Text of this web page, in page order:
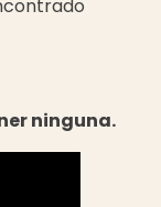
ninguna.